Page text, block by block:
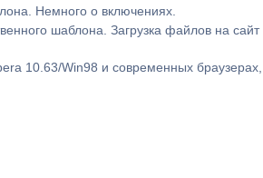
Немного о включениях.
шаблона. Загрузка файлов на
10.63/Win98 и современных